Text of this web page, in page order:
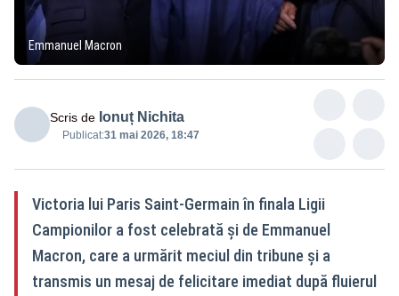
Emmanuel Macron
Scris de Ionuț Nichita
Publicat:31 mai 2026, 18:47
Victoria lui Paris Saint-Germain în finala Ligii
Campionilor a fost celebrată și de Emmanuel
Macron, care a urmărit meciul din tribune și a
transmis un mesaj de felicitare imediat după fluierul